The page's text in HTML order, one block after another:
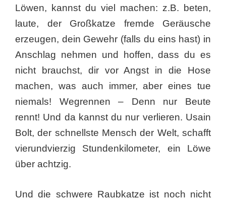
Löwen, kannst du viel machen: z.B. beten,
laute, der Großkatze fremde Geräusche
erzeugen, dein Gewehr (falls du eins hast) in
Anschlag nehmen und hoffen, dass du es
nicht brauchst, dir vor Angst in die Hose
machen, was auch immer, aber eines tue
niemals! Wegrennen – Denn nur Beute
rennt! Und da kannst du nur verlieren. Usain
Bolt, der schnellste Mensch der Welt, schafft
vierundvierzig Stundenkilometer, ein Löwe
über achtzig.
Und die schwere Raubkatze ist noch nicht